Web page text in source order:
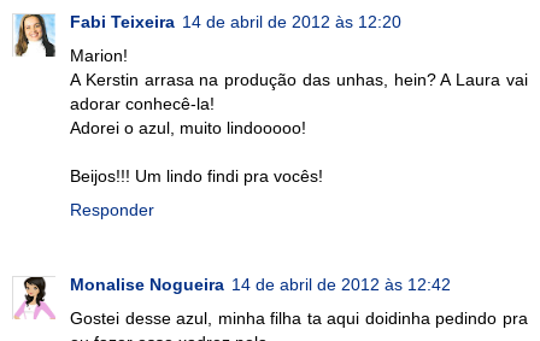
Fabi Teixeira 14 de abril de 2012 às 12:20
Marion!
A Kerstin arrasa na produção das unhas, hein? A Laura vai
adorar conhecê-la!
Adorei o azul, muito lindooooo!
Beijos!!! Um lindo findi pra vocês!
Responder
Monalise Nogueira 14 de abril de 2012 às 12:42
Gostei desse azul, minha filha ta aqui doidinha pedindo pra